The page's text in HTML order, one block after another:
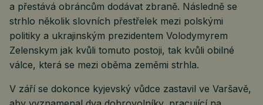
a přestává obráncům dodávat zbraně. Následně se
strhlo několik slovních přestřelek mezi polskými
politiky a ukrajinským prezidentem Volodymyrem
Zelenskym jak kvůli tomuto postoji, tak kvůli obilné
válce, která se mezi oběma zeměmi strhla.
V září se dokonce kyjevský vůdce zastavil ve Varšavě,